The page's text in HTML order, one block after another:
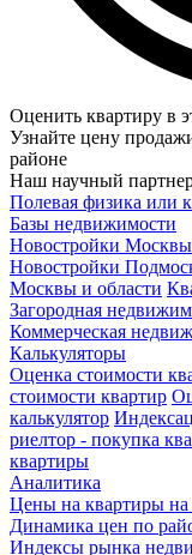
Оценить квартиру в
Узнайте цену
районе
Наш научный
Полевая физика или
Базы недвижимости
Новостройки Москвы
Новостройки
Москвы и области
Загородная
Коммерческая
Калькуляторы
Оценка стоимости
стоимости квартир
калькулятор
риелтор - покупка
квартиры
Аналитика
Цены на квартиры на
Динамика цен по
Индексы рынка